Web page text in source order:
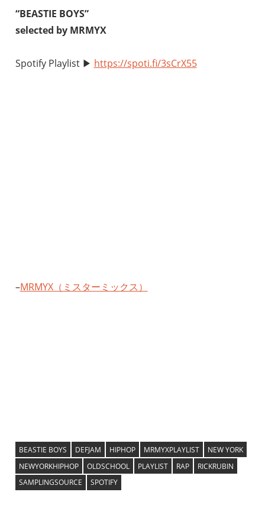
“BEASTIE BOYS”
selected by MRMYX
Spotify Playlist ▶︎ https://spoti.fi/3sCrX55
–MRMYX（ミスターミックス）
BEASTIE BOYS DEFJAM HIPHOP MRMYXPLAYLIST
NEW YORK
NEWYORKHIPHOP
OLDSCHOOL PLAYLIST RAP
RICKRUBIN
SAMPLINGSOURCE
SPOTIFY